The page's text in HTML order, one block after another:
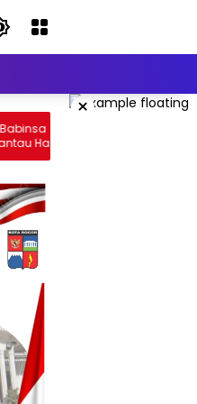
×
Babinsa Koramil 12/
Sambangi Peternak Ayam
Dukung Ketahanan Pangan